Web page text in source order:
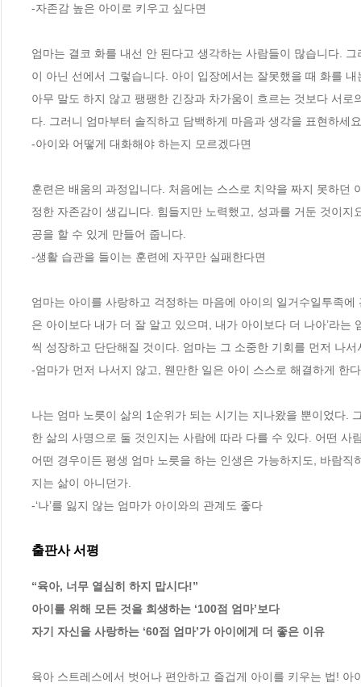
-자존감 높은 아이로 키우고 싶다면
엄마는 결코 화를 내선 안 된다고 생각하는 사람들이 많습니다.
이 아닌 선에서 그렇습니다. 아이 입장에서는 잘못했을 때 화를
아무 말도 하지 않고 팽팽한 긴장과 차가움이 흐르는 것보다 서
다. 그러니 엄마부터 솔직하고 담백하게 마음과 생각을 표현하세
-아이와 어떻게 대화해야 하는지 모르겠다면
훈련은 배움의 과정입니다. 처음에는 스스로 치약을 짜지 못하던
정한 자존감이 생깁니다. 힘들지만 노력했고, 성과를 거둔 것이
공을 할 수 있게 만들어 줍니다.
-생활 습관을 들이는 훈련에 자꾸만 실패한다면
엄마는 아이를 사랑하고 걱정하는 마음에 아이의 일거수일투족
은 아이보다 내가 더 잘 알고 있으며, 내가 아이보다 더 나아’라
씩 성장하고 단단해질 것이다. 엄마는 그 소중한 기회를 먼저 나
-엄마가 먼저 나서지 않고, 웬만한 일은 아이 스스로 해결하게 한다
나는 엄마 노릇이 삶의 1순위가 되는 시기는 지나왔을 뿐이었다.
한 삶의 사명으로 둘 것인지는 사람에 따라 다를 수 있다. 어떤
어떤 경우이든 평생 엄마 노릇을 하는 인생은 가능하지도, 바람
지는 삶이 아니던가.
-‘나’를 잃지 않는 엄마가 아이와의 관계도 좋다
출판사 서평
“육아, 너무 열심히 하지 맙시다!”
아이를 위해 모든 것을 희생하는 ‘100점 엄마’보다
자기 자신을 사랑하는 ‘60점 엄마’가 아이에게 더 좋은 이유
육아 스트레스에서 벗어나 편안하고 즐겁게 아이를 키우는 법! 아